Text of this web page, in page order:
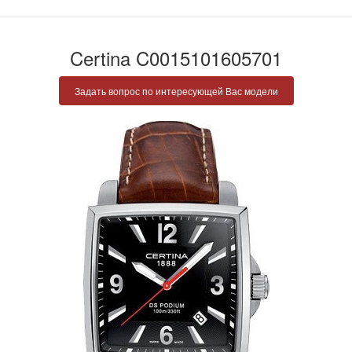
Certina C0015101605701
Задать вопрос по интересующей Вас модели